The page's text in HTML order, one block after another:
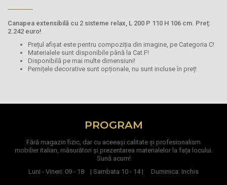
Canapea extensibilă cu 2 sisteme relax, L 200 P 110 H 106 cm. Preț:
2.242 euro!
Prețul afișat este pentru compoziția din imagine, pe Categoria C!
Materialele sunt disponibile până la Cat.F!
Disponibilă pe mai multe dimensiuni!
Pernițele decorative sunt opționale, nu sunt incluse în preț!
PROGRAM
Fără magazin fizic, dar cu aceeași calitate și profesionalism
mobilier italian, măsurători și prezentarea materialelor la fața locului.
Sună acum!
Luni - Vineri: 09 - 18 | Sambata 10 - 14 | Duminica: Inchis